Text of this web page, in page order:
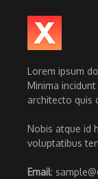
Lorem ipsum
Minima
architecto quis
Nobis atque id
voluptatibus
Email: